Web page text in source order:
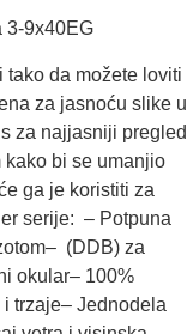
3-9x40EG
da možete loviti
za jasnoću slike u
za najjasniji pregled
kako bi se umanjio
ga je koristiti za
serije: – Potpuna
(DDB) za
okular– 100%
trzaje– Jednodela